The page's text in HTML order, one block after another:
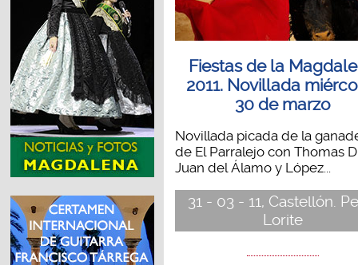
Fiestas de la
2011. Novillada
30 de marzo
Novillada picada de la
de El Parralejo con Thomas
Juan del Álamo y López...
31 - 03 - 11, Castellón.
Lorite